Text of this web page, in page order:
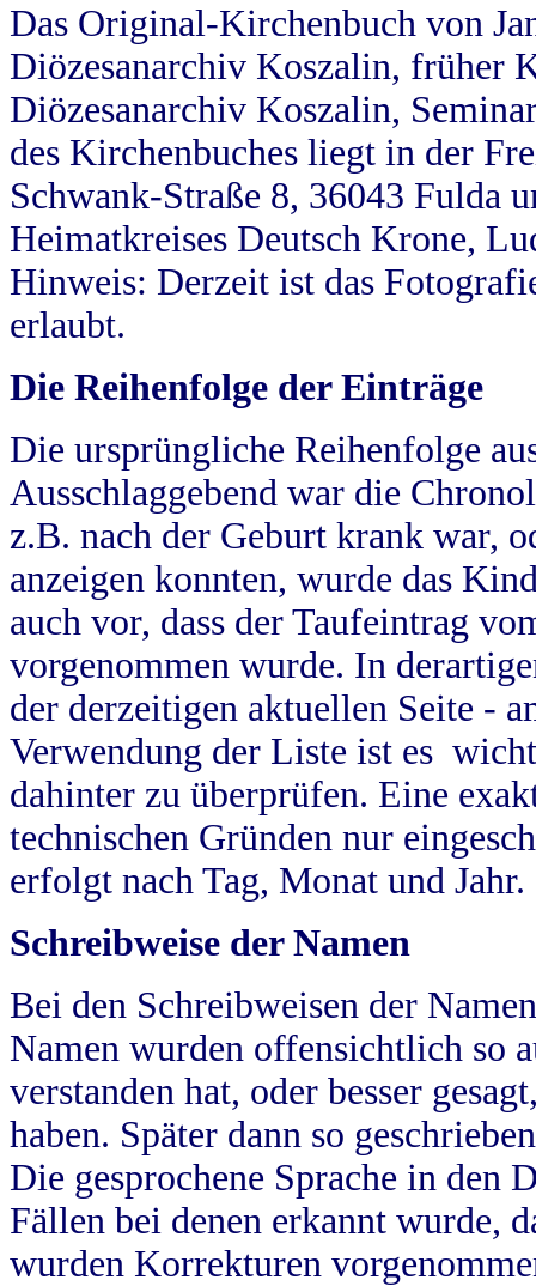
Das Original-Kirchenbuch von
Diözesanarchiv Koszalin, früher
Diözesanarchiv Koszalin,
des Kirchenbuches liegt in der
Schwank-Straße 8, 36043 Fulda
Heimatkreises Deutsch Krone,
Hinweis: Derzeit ist das
erlaubt.
Die Reihenfolge der Einträge
Die ursprüngliche Reihenfolge
Ausschlaggebend war die
z.B. nach der Geburt krank war,
anzeigen konnten, wurde das
auch vor, dass der Taufeintrag
vorgenommen wurde. In
der derzeitigen aktuellen Seite -
Verwendung der Liste ist es
dahinter zu überprüfen. Eine
technischen Gründen nur
erfolgt nach Tag, Monat und Jahr.
Schreibweise der Namen
Bei den Schreibweisen der
Namen wurden offensichtlich so
verstanden hat, oder besser
haben. Später dann so
Die gesprochene Sprache in
Fällen bei denen erkannt wurde,
wurden Korrekturen